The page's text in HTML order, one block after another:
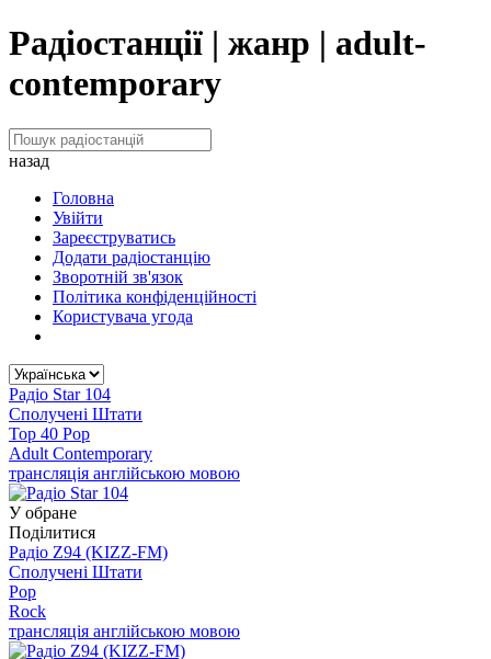
Радіостанції | жанр | adult-
contemporary
назад
Головна
Увійти
Зареєструватись
Додати радіостанцію
Зворотній зв'язок
Політика конфіденційності
Користувача угода
Радіо Star 104
Сполучені Штати
Top 40 Pop
Adult Contemporary
трансляція англійською мовою
У обране
Поділитися
Радіо Z94 (KIZZ-FM)
Сполучені Штати
Pop
Rock
трансляція англійською мовою